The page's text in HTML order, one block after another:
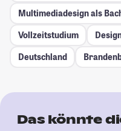
Multimediadesign als
Vollzeitstudium
Deutschland
Das könnte